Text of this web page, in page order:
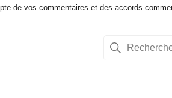
de vos commentaires et des accords